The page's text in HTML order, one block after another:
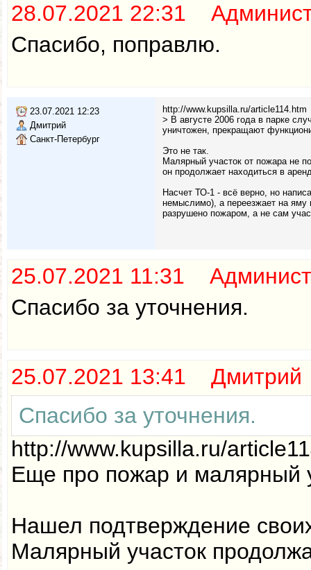
28.07.2021 22:31
Спасибо, поправлю.
23.07.2021 12:23
Дмитрий
Санкт-Петербург
http://www.kupsilla.ru/article114.htm
> В августе 2006 года в парке
уничтожен, прекращают
Это не так.
Малярный участок от пожара не
он продолжает находиться в
Насчет ТО-1 - всё верно, но
немыслимо), а переезжает на яму
разрушено пожаром, а не сам
25.07.2021 11:31
Спасибо за уточнения.
25.07.2021 13:41 Дмитрий
Спасибо за уточнения.
http://www.kupsilla.ru/
Еще про пожар и малярный
Нашел подтверждение
Малярный участок